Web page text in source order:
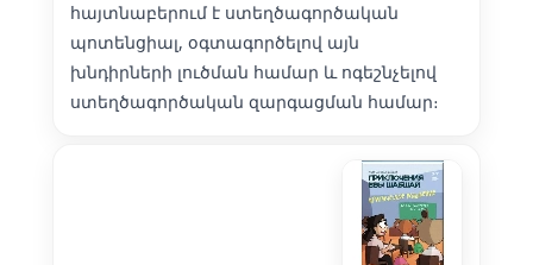
հայտնաբերում է ստեղծագործական
պոտենցիալ, օգտագործելով այն
խնդիրների լուծման համար և ոգեշնչելով
ստեղծագործական զարգացման համար։